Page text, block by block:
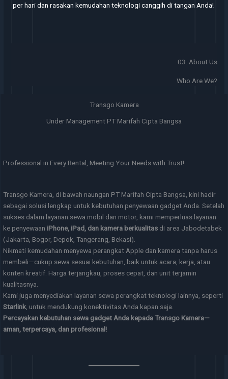
per hari dan rasakan kemudahan teknologi canggih di tangan Anda!
03. About Us
Who Are We?
Transgo Kamera
Under Management PT Marifah Cipta Bangsa
Professional in Every Rental, Meeting Your Needs with Trust!
Transgo Kamera, di bawah naungan PT Marifah Cipta Bangsa, kini hadir
sebagai solusi lengkap untuk kebutuhan penyewaan gadget Anda. Setelah
sukses dalam layanan sewa mobil dan motor, kami memperluas layanan
ke penyewaan iPhone, iPad, dan kamera berkualitas di area Jabodetabek
(Jakarta, Bogor, Depok, Tangerang, Bekasi).
Nikmati kemudahan menyewa perangkat Apple dan kamera tanpa harus
membeli—cukup sewa sesuai kebutuhan, baik untuk acara, kerja, atau
konten kreatif. Harga terjangkau, proses cepat, dan unit terjamin
kualitasnya.
Kami juga menyediakan layanan sewa perangkat teknologi lainnya, seperti
Starlink , untuk mendukung konektivitas Anda kapan saja.
Percayakan kebutuhan sewa gadget Anda kepada Transgo Kamera—
aman, terpercaya, dan profesional!